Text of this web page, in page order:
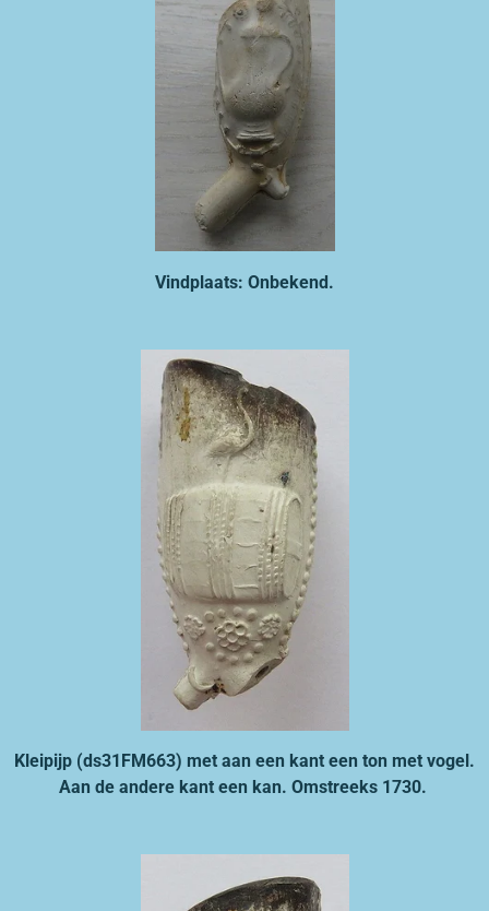
Vindplaats: Onbekend.
Kleipijp (ds31FM663) met aan een kant een ton met vogel.
Aan de andere kant een kan. Omstreeks 1730.